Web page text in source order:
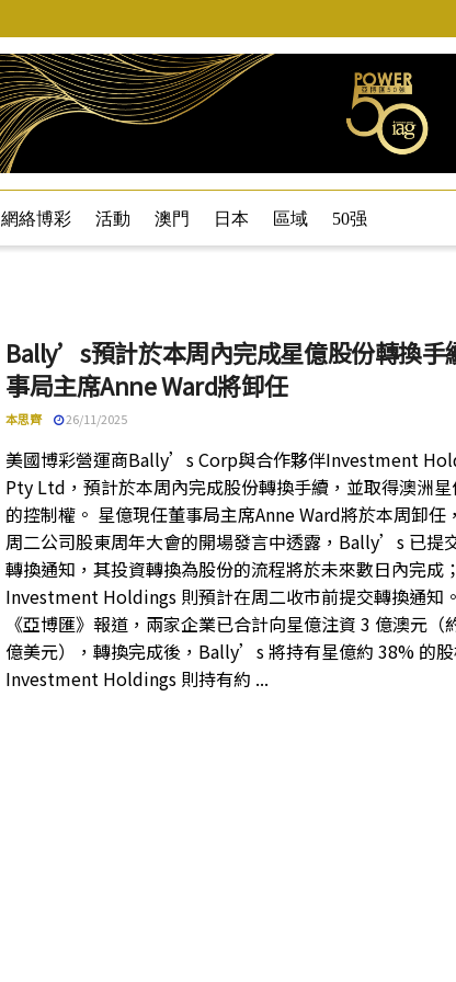
網絡博彩 活動 澳門 日本 區域 50强
Bally’s預計於本周內完成星億股份轉換手
事局主席Anne Ward將卸任
本思齊 26/11/2025
美國博彩營運商Bally’s Corp與合作夥伴Investment
Pty Ltd，預計於本周內完成股份轉換手續，並取得澳洲星
的控制權。 星億現任董事局主席Anne Ward將於本周卸任
周二公司股東周年大會的開場發言中透露，Bally’s 已提
轉換通知，其投資轉換為股份的流程將於未來數日內完成；
Investment Holdings 則預計在周二收市前提交轉換通知
《亞博匯》報道，兩家企業已合計向星億注資 3 億澳元（
億美元），轉換完成後，Bally’s 將持有星億約 38% 的股
Investment Holdings 則持有約 ...